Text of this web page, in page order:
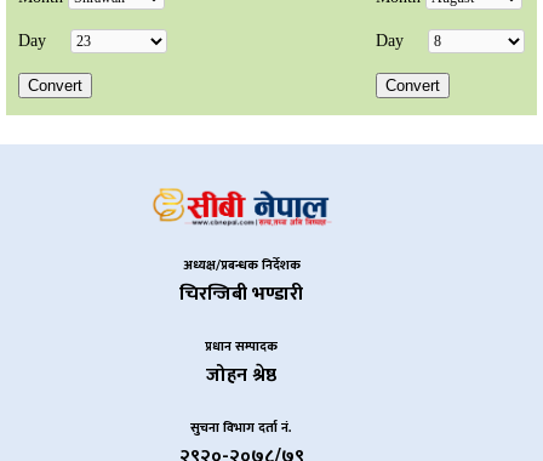
अध्यक्ष/प्रबन्धक निर्देशक
चिरन्जिबी भण्डारी
प्रधान सम्पादक
जोहन श्रेष्ठ
सुचना विभाग दर्ता नं.